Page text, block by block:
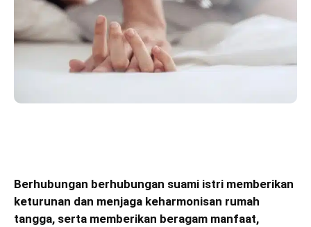
Berhubungan berhubungan suami istri memberikan
keturunan dan menjaga keharmonisan rumah
tangga, serta memberikan beragam manfaat,